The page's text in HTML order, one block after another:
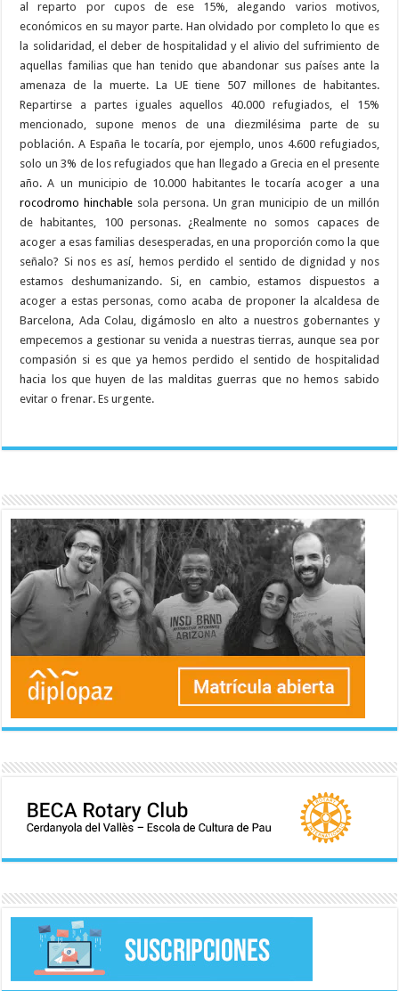
al reparto por cupos de ese 15%, alegando varios motivos,
económicos en su mayor parte. Han olvidado por completo lo que es
la solidaridad, el deber de hospitalidad y el alivio del sufrimiento de
aquellas familias que han tenido que abandonar sus países ante la
amenaza de la muerte. La UE tiene 507 millones de habitantes.
Repartirse a partes iguales aquellos 40.000 refugiados, el 15%
mencionado, supone menos de una diezmilésima parte de su
población. A España le tocaría, por ejemplo, unos 4.600 refugiados,
solo un 3% de los refugiados que han llegado a Grecia en el presente
año. A un municipio de 10.000 habitantes le tocaría acoger a una
rocodromo hinchable sola persona. Un gran municipio de un millón
de habitantes, 100 personas. ¿Realmente no somos capaces de
acoger a esas familias desesperadas, en una proporción como la que
señalo? Si nos es así, hemos perdido el sentido de dignidad y nos
estamos deshumanizando. Si, en cambio, estamos dispuestos a
acoger a estas personas, como acaba de proponer la alcaldesa de
Barcelona, Ada Colau, digámoslo en alto a nuestros gobernantes y
empecemos a gestionar su venida a nuestras tierras, aunque sea por
compasión si es que ya hemos perdido el sentido de hospitalidad
hacia los que huyen de las malditas guerras que no hemos sabido
evitar o frenar. Es urgente.